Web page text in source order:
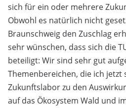
sich für ein oder mehrere
Obwohl es natürlich nicht
Braunschweig den Zuschlag
sehr wünschen, dass sich die
beteiligt: Wir sind sehr gut
Themenbereichen, die ich jetzt
Zukunftslabor zu den
auf das Ökosystem Wald und